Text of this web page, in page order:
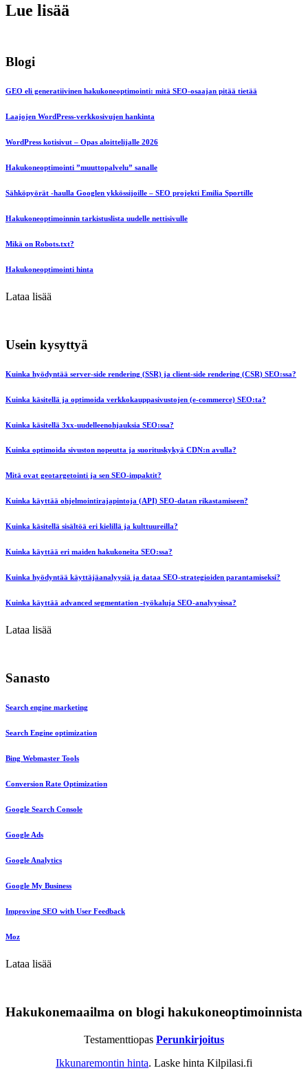
Lue lisää
Blogi
GEO eli generatiivinen hakukoneoptimointi: mitä SEO-osaajan pitää tietää
Laajojen WordPress-verkkosivujen hankinta
WordPress kotisivut – Opas aloittelijalle 2026
Hakukoneoptimointi ”muuttopalvelu” sanalle
Sähköpyörät -haulla Googlen ykkössijoille – SEO projekti Emilia Sportille
Hakukoneoptimoinnin tarkistuslista uudelle nettisivulle
Mikä on Robots.txt?
Hakukoneoptimointi hinta
Lataa lisää
Usein kysyttyä
Kuinka hyödyntää server-side rendering (SSR) ja client-side rendering (CSR) SEO:ssa?
Kuinka käsitellä ja optimoida verkkokauppasivustojen (e-commerce) SEO:ta?
Kuinka käsitellä 3xx-uudelleenohjauksia SEO:ssa?
Kuinka optimoida sivuston nopeutta ja suorituskykyä CDN:n avulla?
Mitä ovat geotargetointi ja sen SEO-impaktit?
Kuinka käyttää ohjelmointirajapintoja (API) SEO-datan rikastamiseen?
Kuinka käsitellä sisältöä eri kielillä ja kulttuureilla?
Kuinka käyttää eri maiden hakukoneita SEO:ssa?
Kuinka hyödyntää käyttäjäanalyysiä ja dataa SEO-strategioiden parantamiseksi?
Kuinka käyttää advanced segmentation -työkaluja SEO-analyysissa?
Lataa lisää
Sanasto
Search engine marketing
Search Engine optimization
Bing Webmaster Tools
Conversion Rate Optimization
Google Search Console
Google Ads
Google Analytics
Google My Business
Improving SEO with User Feedback
Moz
Lataa lisää
Hakukonemaailma on blogi hakukoneoptimoinnista
Testamenttiopas Perunkirjoitus
Ikkunaremontin hinta. Laske hinta Kilpilasi.fi